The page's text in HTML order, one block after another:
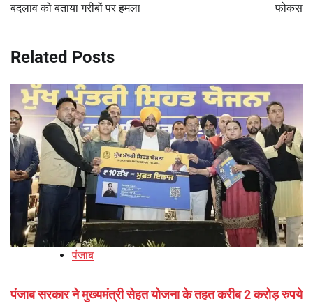
बदलाव को बताया गरीबों पर हमला
फोकस
Related Posts
पंजाब
पंजाब सरकार ने मुख्यमंत्री सेहत योजना के तहत करीब 2 करोड़ रुपये